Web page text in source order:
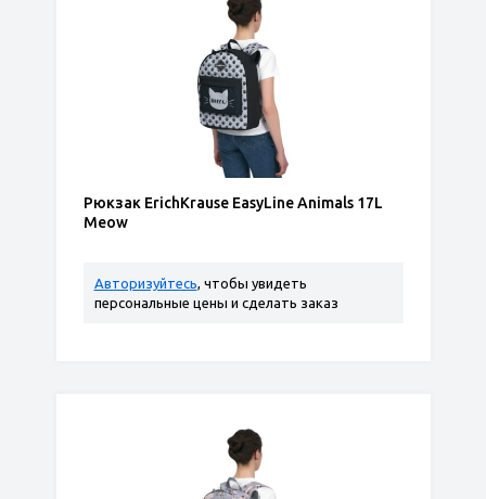
Рюкзак ErichKrause EasyLine Animals 17L
Meow
Авторизуйтесь, чтобы увидеть
персональные цены и сделать заказ